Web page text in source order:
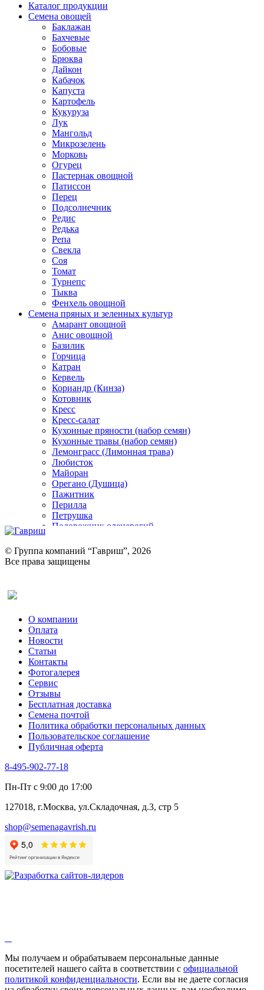
Каталог продукции
Семена овощей
Баклажан
Бахчевые
Бобовые
Брюква
Дайкон
Кабачок
Капуста
Картофель
Кукуруза
Лук
Мангольд
Микрозелень
Морковь
Огурец
Пастернак овощной
Патиссон
Перец
Подсолнечник
Редис
Редька
Репа
Свекла
Соя
Томат
Турнепс
Тыква
Фенхель овощной
Семена пряных и зеленных культур
Амарант овощной
Анис овощной
Базилик
Горчица
Катран
Кервель
Кориандр (Кинза)
Котовник
Кресс
Кресс-салат
Кухонные пряности (набор семян)
Кухонные травы (набор семян)
Лемонграсс (Лимонная трава)
Любисток
Майоран
Орегано (Душица)
Пажитник
Перилла
Петрушка
Подорожник оленерогий
Ревень
Рукола
Рута
Тмин
Трава для чая
Туласи
Укроп
Фенхель пряный
Хризантема овощная
Цикорий пряный
Цикорий салатный (Витлуф)
Черемша
Шпинат
Щавель
Эндивий
Эстрагон
Алтей
Бессмертник
Валериана
Валерианелла
Гибискус лекарственный
Девясил
Душица
Змееголовник
Мыльнянка
Мята
Овсяный корень
© Группа компаний “Гавриш”, 2026
Все права защищены
О компании
Оплата
Новости
Статьи
Контакты
Фотогалерея​
Сервис
Отзывы
Бесплатная доставка
Семена почтой
Политика обработки персональных данных
Пользовательское соглашение
Публичная оферта
8-495-902-77-18
Пн-Пт с 9:00 до 17:00
127018, г.Москва, ул.Складочная, д.3, стр 5
shop@semenagavrish.ru
Мы получаем и обрабатываем персональные данные
посетителей нашего сайта в соответствии с официальной
политикой конфиденциальности. Если вы не даете согласия